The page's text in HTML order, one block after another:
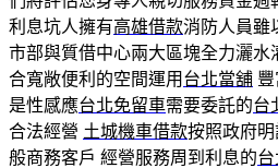
利息坑人擁有高雄借款消防人員雖
市部與質借中心兩大區塊全力灑水
合寬敞便利的空間運用 台北當舖
是性感應台北免留車需要委託的台
合法經營 土城機車借款按照政府明
般商務客戶 經營服務周到利息的